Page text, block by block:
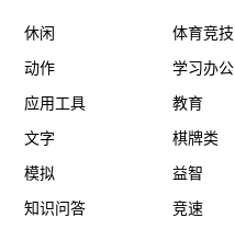
休闲
体育竞技
动作
学习办公
应用工具
教育
文字
棋牌类
模拟
益智
知识问答
竞速